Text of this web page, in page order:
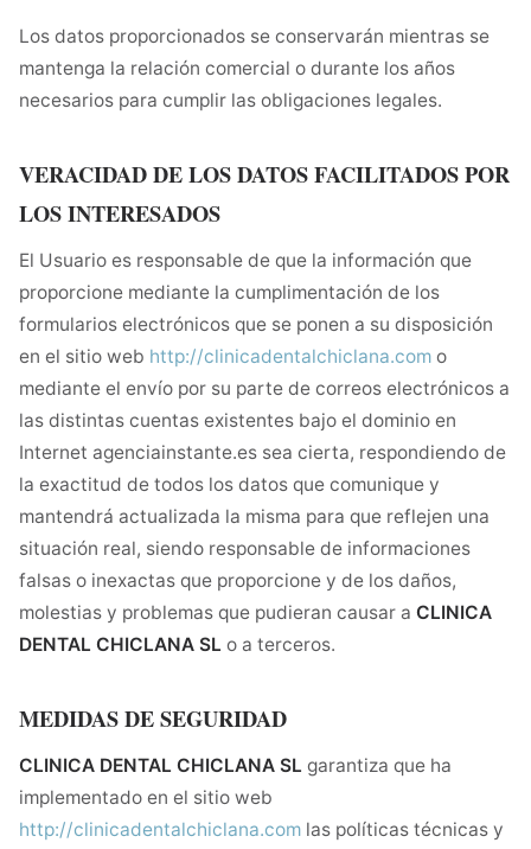
Los datos proporcionados se conservarán mientras se
mantenga la relación comercial o durante los años
necesarios para cumplir las obligaciones legales.
VERACIDAD DE LOS DATOS FACILITADOS POR
LOS INTERESADOS
El Usuario es responsable de que la información que
proporcione mediante la cumplimentación de los
formularios electrónicos que se ponen a su disposición
en el sitio web http://clinicadentalchiclana.com o
mediante el envío por su parte de correos electrónicos a
las distintas cuentas existentes bajo el dominio en
Internet agenciainstante.es sea cierta, respondiendo de
la exactitud de todos los datos que comunique y
mantendrá actualizada la misma para que reflejen una
situación real, siendo responsable de informaciones
falsas o inexactas que proporcione y de los daños,
molestias y problemas que pudieran causar a CLINICA
DENTAL CHICLANA SL o a terceros.
MEDIDAS DE SEGURIDAD
CLINICA DENTAL CHICLANA SL garantiza que ha
implementado en el sitio web
http://clinicadentalchiclana.com las políticas técnicas y